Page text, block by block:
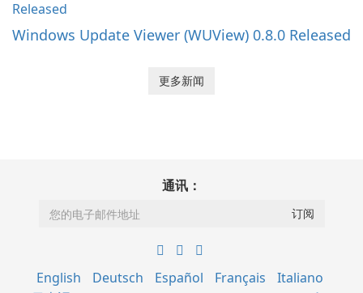
Windows Update Viewer (WUView) 0.8.0 Released
更多新闻
通讯：
English Deutsch Español Français
Italiano